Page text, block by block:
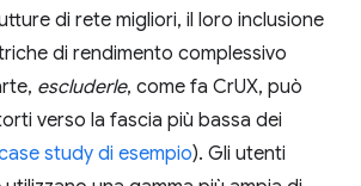
di rete migliori, il loro inclusione
di rendimento complessivo
escluderle, come fa CrUX, può
verso la fascia più bassa dei
study di esempio). Gli utenti